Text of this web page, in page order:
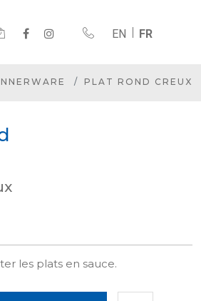
EN FR
PLAT ROND CREUX
les plats en sauce.